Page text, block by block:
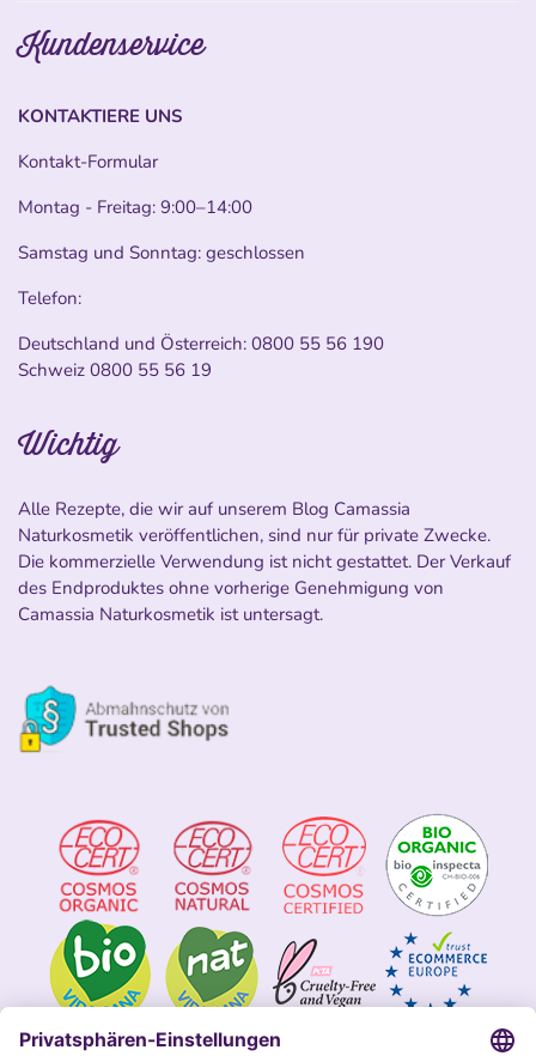
Kundenservice
KONTAKTIERE UNS
Kontakt-Formular
Montag - Freitag: 9:00–14:00
Samstag und Sonntag: geschlossen
Telefon:
Deutschland und Österreich: 0800 55 56 190
Schweiz 0800 55 56 19
Wichtig
Alle Rezepte, die wir auf unserem Blog Camassia
Naturkosmetik veröffentlichen, sind nur für private Zwecke.
Die kommerzielle Verwendung ist nicht gestattet. Der Verkauf
des Endproduktes ohne vorherige Genehmigung von
Camassia Naturkosmetik ist untersagt.